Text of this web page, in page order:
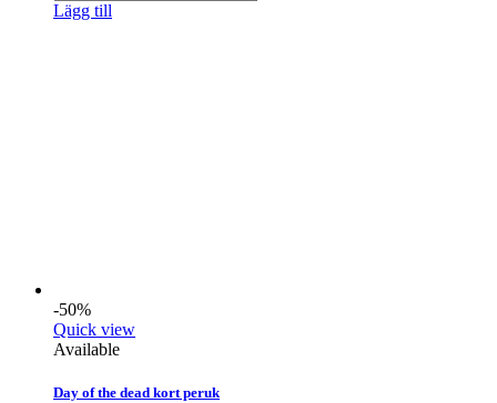
Lägg till
-50%
Quick view
Available
Day of the dead kort peruk